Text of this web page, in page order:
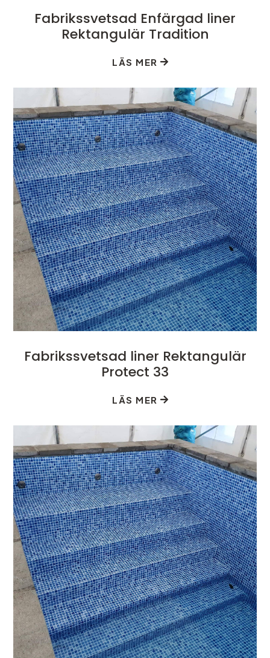
Fabrikssvetsad Enfärgad liner
Rektangulär Tradition
LÄS MER
Fabrikssvetsad liner Rektangulär
Protect 33
LÄS MER